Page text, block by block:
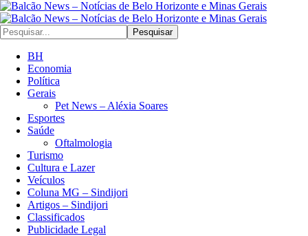
Pesquisar
BH
Economia
Política
Gerais
Pet News – Aléxia Soares
Esportes
Saúde
Oftalmologia
Turismo
Cultura e Lazer
Veículos
Coluna MG – Sindijori
Artigos – Sindijori
Classificados
Publicidade Legal